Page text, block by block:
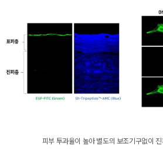
피부 투과율이 높아 별도의 보조기구없이